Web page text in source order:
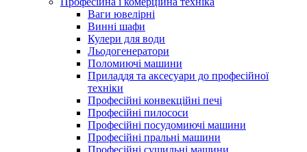
Ваги ювелірні
Винні шафи
Кулери для води
Льодогенератори
Поломиючі машини
Приладдя та аксесуари до професійної
техніки
Професійні конвекційні печі
Професійні пилососи
Професійні посудомиючі машини
Професійні пральні машини
Професійні сушильні машини